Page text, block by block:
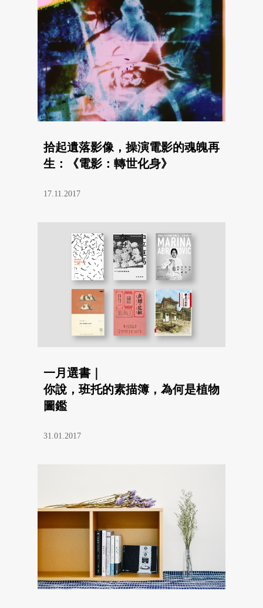
拾起遺落影像，操演電影的魂魄再
生：《電影：轉世化身》
17.11.2017
一月選書｜
你說，班托的素描簿，為何是植物
圖鑑
31.01.2017